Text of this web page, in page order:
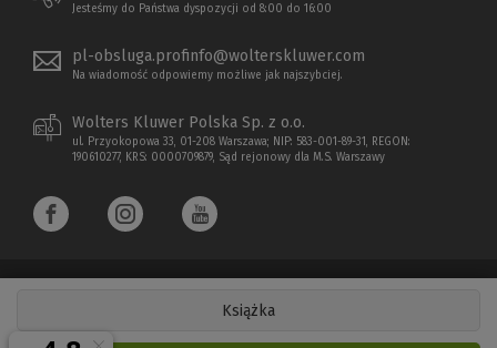
Książka
Jesteśmy do Państwa dyspozycji od 8:00 do 16:00
pl-obsluga.profinfo@wolterskluwer.com
Na wiadomość odpowiemy możliwe jak najszybciej.
Wolters Kluwer Polska Sp. z o.o.
ul. Przyokopowa 33, 01-208 Warszawa; NIP: 583-001-89-31, REGON:
190610277, KRS: 0000709879, Sąd rejonowy dla M.S. Warszawy
Copyright 1997 - 2026 Wolters Kluwer Polska Sp. z o.o.